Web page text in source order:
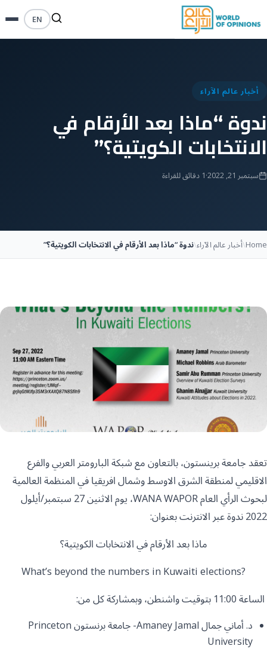
EN
أخبار عالم الآراء
ندوة “ماذا بعد الأرقام في
الانتخابات الكويتية؟”
سبتمبر 21, 2022 ·1 دقائق للقراءة
Home
\أخبار عالم الآراء\ندوة “ماذا بعد الأرقام في الانتخابات الكويتية؟”
تعقد جامعة برينستون، بالتعاون مع شبكة البارومتر العربي والفرع
الاقليمي لمنطقة الشرق الاوسط وشمال افريقيا في المنظمة العالمية
لبحوث الرأي العام WANA WAPOR، يوم الاثنين 27 سبتمبر/أيلول
2022 ندوة عبر الانترنت بعنوان:
ماذا بعد الأرقام في الانتخابات الكويتية؟
?What’s beyond the numbers in Kuwaiti elections
الساعة 11:00 بتوقيت واشنطن، وبمشاركة كل من:
د. أماني جمال Amaney Jamal- جامعة برنستون Princeton
University